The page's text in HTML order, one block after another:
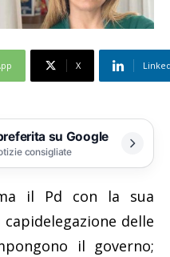
X
su Google
consigliate
il Pd con la sua
delle
il governo;